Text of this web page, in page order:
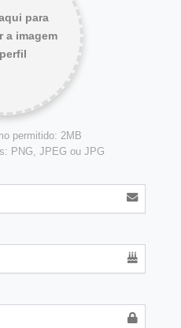
para
a imagem
permitido: 2MB
PNG, JPEG ou JPG